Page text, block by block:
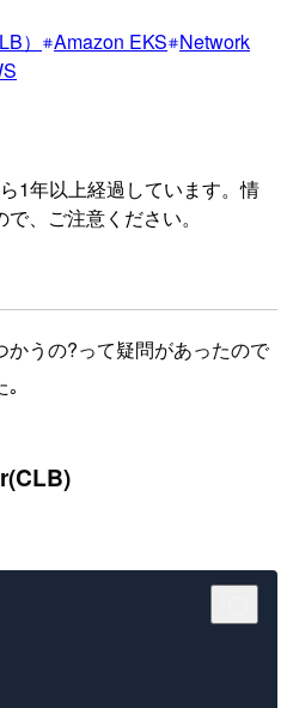
）
Amazon EKS Network
1年以上経過しています。情
、ご注意ください。
うの?って疑問があったので
｡